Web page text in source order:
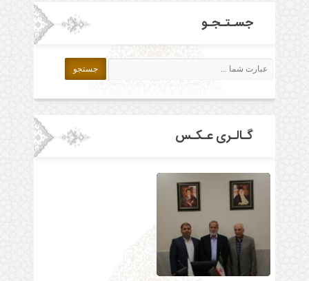
جسـتـجـو
گـالـری عـکـس